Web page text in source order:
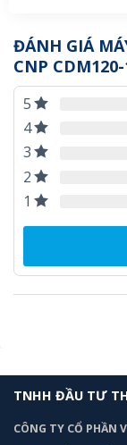
ĐÁNH GIÁ
CNP CDM120-
5
4
3
2
1
TNHH ĐẦU TƯ
CÔNG TY CỔ PHẦN